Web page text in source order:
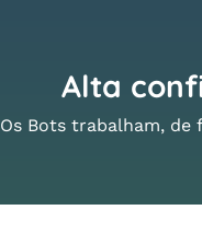
Alta
Os Bots trabalham, de